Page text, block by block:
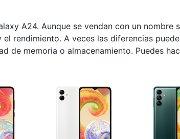
A24. Aunque se vendan con un nombre
rendimiento. A veces las diferencias
de memoria o almacenamiento. Puedes